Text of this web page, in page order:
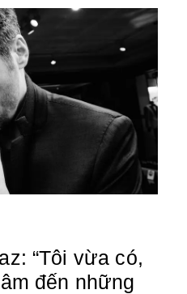
“Tôi vừa có,
đến những